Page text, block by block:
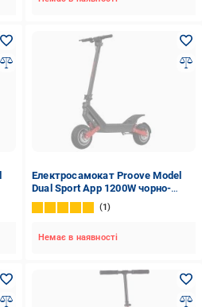
Електросамокат Proove Model
Dual Sport App 1200W чорно-
червоний
1
Немає в наявності